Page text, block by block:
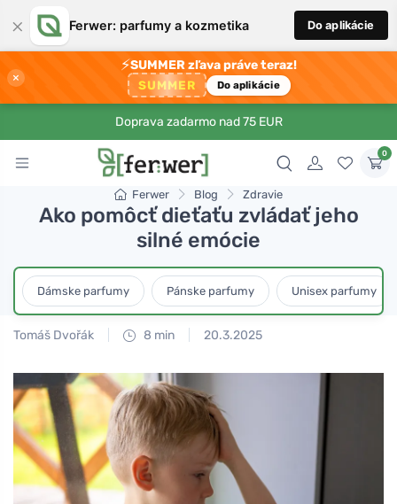
× Ferwer: parfumy a kozmetika Do aplikácie
×
⚡SUMMER zľava práve teraz!
SUMMER Do aplikácie
Doprava zadarmo nad 75 EUR
0
Ferwer Blog Zdravie
Ako pomôcť dieťaťu zvládať jeho
silné emócie
Dámske parfumy Pánske parfumy Unisex parfumy
Tomáš Dvořák 8 min 20.3.2025